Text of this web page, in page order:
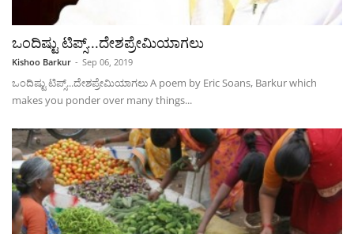
ಒಂದಿಷ್ಟು ಟಿಪ್ಸ್...ದೇಶಪ್ರೇಮಿಯಾಗಲು
Kishoo Barkur - Sep 06, 2019
ಒಂದಿಷ್ಟು ಟಿಪ್ಸ್...ದೇಶಪ್ರೇಮಿಯಾಗಲು A poem by Eric Soans, Barkur which
makes you ponder over many things...